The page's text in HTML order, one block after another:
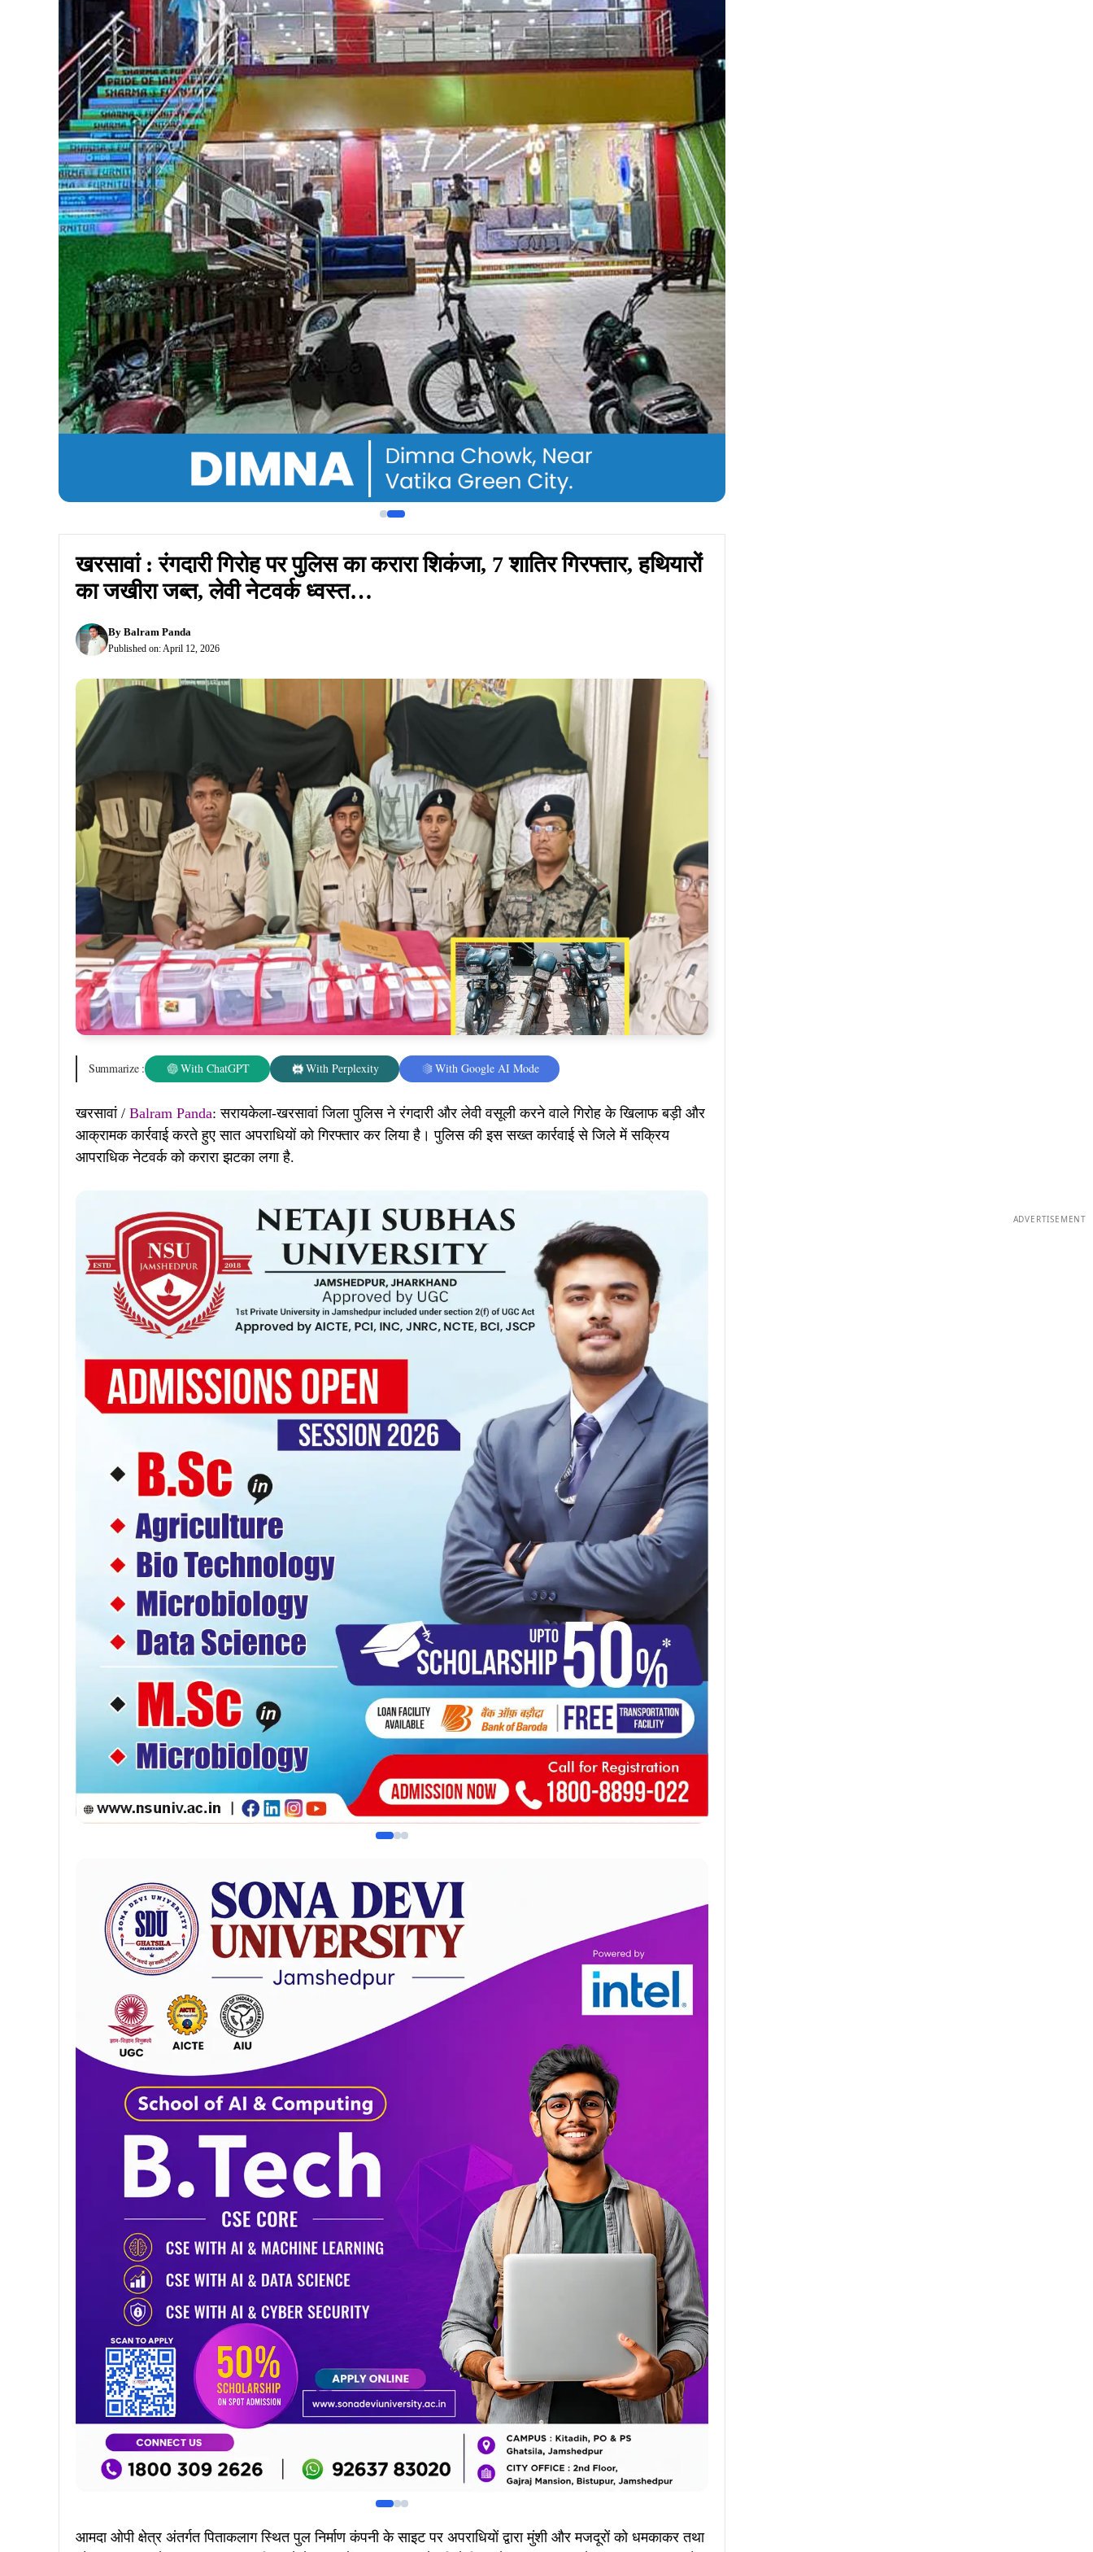
खरसावां : रंगदारी गिरोह पर पुलिस का करारा शिकंजा, 7 शातिर गिरफ्तार, हथियारों
का जखीरा जब्त, लेवी नेटवर्क ध्वस्त…
By Balram Panda
Published on: April 12, 2026
Summarize : With ChatGPT With Perplexity With Google AI Mode
खरसावां / Balram Panda: सरायकेला-खरसावां जिला पुलिस ने रंगदारी और लेवी वसूली करने वाले गिरोह के खिलाफ बड़ी और
आक्रामक कार्रवाई करते हुए सात अपराधियों को गिरफ्तार कर लिया है। पुलिस की इस सख्त कार्रवाई से जिले में सक्रिय
आपराधिक नेटवर्क को करारा झटका लगा है.
आमदा ओपी क्षेत्र अंतर्गत पिताकलाग स्थित पुल निर्माण कंपनी के साइट पर अपराधियों द्वारा मुंशी और मजदूरों को धमकाकर तथा
ADVERTISEMENT